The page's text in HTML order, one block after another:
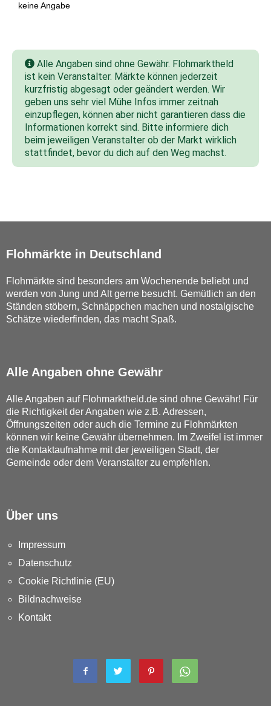
keine Angabe
Alle Angaben sind ohne Gewähr. Flohmarktheld
ist kein Veranstalter. Märkte können jederzeit
kurzfristig abgesagt oder geändert werden. Wir
geben uns sehr viel Mühe Infos immer zeitnah
einzupflegen, können aber nicht garantieren dass die
Informationen korrekt sind. Bitte informiere dich
beim jeweiligen Veranstalter ob der Markt wirklich
stattfindet, bevor du dich auf den Weg machst.
Flohmärkte in Deutschland
Flohmärkte sind besonders am Wochenende beliebt und
werden von Jung und Alt gerne besucht. Gemütlich an den
Ständen stöbern, Schnäppchen machen und nostalgische
Schätze wiederfinden, das macht Spaß.
Alle Angaben ohne Gewähr
Alle Angaben auf Flohmarktheld.de sind ohne Gewähr! Für
die Richtigkeit der Angaben wie z.B. Adressen,
Öffnungszeiten oder auch die Termine zu Flohmärkten
können wir keine Gewähr übernehmen. Im Zweifel ist immer
die Kontaktaufnahme mit der jeweiligen Stadt, der
Gemeinde oder dem Veranstalter zu empfehlen.
Über uns
Impressum
Datenschutz
Cookie Richtlinie (EU)
Bildnachweise
Kontakt